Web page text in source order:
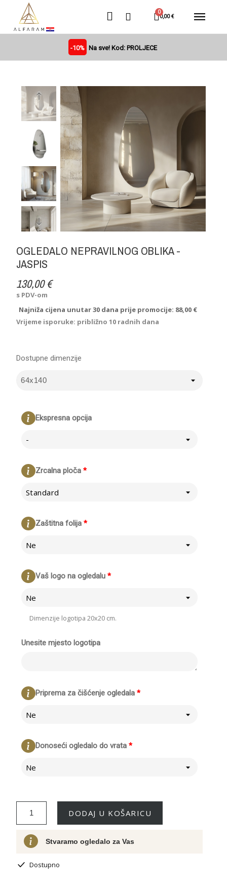
0,00 €
-10% Na sve! Kod: PROLJECE
OGLEDALO NEPRAVILNOG OBLIKA -
JASPIS
130,00 €
s PDV-om
Najniža cijena unutar 30 dana prije promocije: 88,00 €
Vrijeme isporuke: približno 10 radnih dana
Ekspresna opcija
-
*
Zrcalna ploča
Standard
*
Zaštitna folija
Ne
*
Vaš logo na ogledalu
Ne
Dimenzije logotipa 20x20 cm.
Unesite mjesto logotipa
*
Priprema za čišćenje ogledala
Ne
*
Donoseći ogledalo do vrata
Ne
Dostupne dimenzije
DODAJ U KOŠARICU
Stvaramo ogledalo za Vas
Dostupno